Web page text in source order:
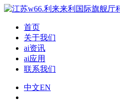
首页
关于我们
ai资讯
ai应用
联系我们
中文EN